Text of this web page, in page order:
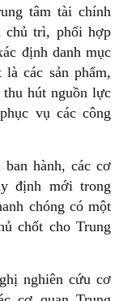
tâm tài chính
chủ trì, phối hợp
định danh mục
các sản phẩm,
hút nguồn lực
vụ các công
hành, các cơ
định mới trong
chóng có một
chốt cho Trung
nghiên cứu cơ